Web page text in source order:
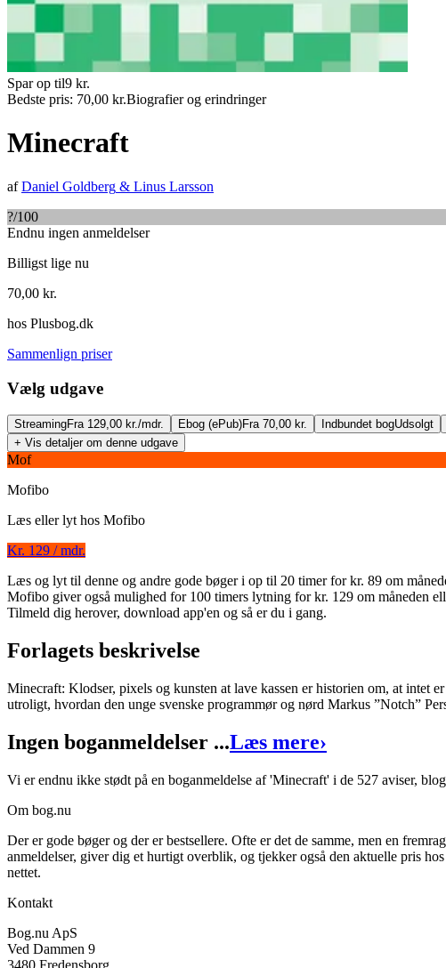
Spar op til9 kr.
Bedste pris: 70,00 kr.Biografier og erindringer
Minecraft
afDaniel Goldberg & Linus Larsson
?/100
Endnu ingen anmeldelser
Billigst lige nu
70,00 kr.
hos Plusbog.dk
Sammenlign priser
Vælg udgave
StreamingFra 129,00 kr./mdr. Ebog (ePub)Fra 70,00 kr. Indbundet bogUdsolgt
+ Vis detaljer om denne udgave
Minecraft
Forfattere:Daniel Goldberg& Linus Larsson
Redigeret af
Renée Jessen
Morten Skovgaard
Format: Ebog (ePub)
6. maj 2013
Mof
Mofibo
Læs eller lyt hos Mofibo
Kr. 129 / mdr.
Læs og lyt til denne og andre gode bøger i op til 20 timer for kr. 89 om
Mofibo giver også mulighed for 100 timers lytning for kr. 129 om måneden
Tilmeld dig herover, download app'en og så er du i gang.
Forlagets beskrivelse
Minecraft: Klodser, pixels og kunsten at lave kassen er historien om, at intet
utroligt, hvordan den unge svenske programmør og nørd Markus ”Notch”
Ingen boganmeldelser ...Læs mere›
Vi er endnu ikke stødt på en boganmeldelse af 'Minecraft' i de 527 aviser,
Om bog.nu
Der er gode bøger og der er bestsellere. Ofte er det de samme, men en
anmeldelser, giver dig et hurtigt overblik, og tjekker også den aktuelle pris
nettet.
Kontakt
Bog.nu ApS
Ved Dammen 9
3480 Fredensborg